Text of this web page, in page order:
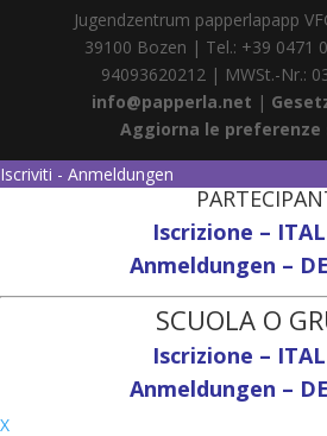
Jugendzentrum papperlapapp
39100 Bozen | Tel.: +39 0471
94093620212 | MWSt.-Nr.:
info@papperla.net |
Aggiorna le preferenze
Iscriviti - Anmeldungen
Iscrizione –
Anmeldungen –
SCUOLA O
Iscrizione –
Anmeldungen –
X